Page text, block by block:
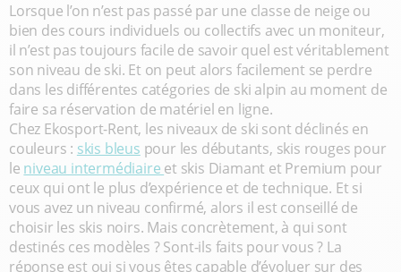
Lorsque l’on n’est pas passé par une classe de neige ou
bien des cours individuels ou collectifs avec un moniteur,
il n’est pas toujours facile de savoir quel est véritablement
son niveau de ski. Et on peut alors facilement se perdre
dans les différentes catégories de ski alpin au moment de
faire sa réservation de matériel en ligne.
Chez Ekosport-Rent, les niveaux de ski sont déclinés en
couleurs : skis bleus pour les débutants, skis rouges pour
le niveau intermédiaire et skis Diamant et Premium pour
ceux qui ont le plus d’expérience et de technique. Et si
vous avez un niveau confirmé, alors il est conseillé de
choisir les skis noirs. Mais concrètement, à qui sont
destinés ces modèles ? Sont-ils faits pour vous ? La
réponse est oui si vous êtes capable d’évoluer sur des